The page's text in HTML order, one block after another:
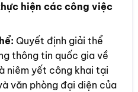
hiện các công việc
Quyết định giải thể
thông tin quốc gia về
niêm yết công khai tại
văn phòng đại diện của